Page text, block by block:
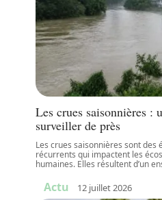
Les crues saisonnières :
surveiller de près
Les crues saisonnières sont des
récurrents qui impactent les
humaines. Elles résultent d’un
Actu 12 juillet 2026